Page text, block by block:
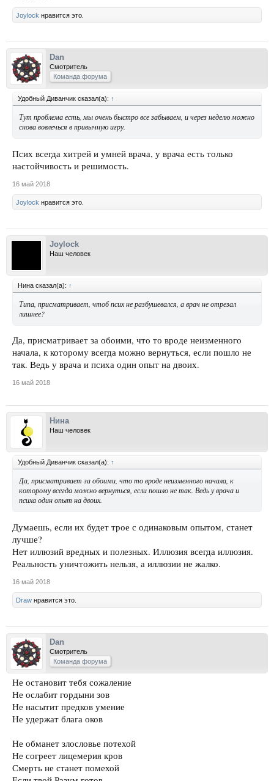
Joylock нравится это.
Dan
Смотритель
Команда форума
Удобный Диванчик сказал(а): ↑
Тут проблема есть, мы очень быстро все забываем, и через неделю можно
снова вовлечься в привычную игру.
Псих всегда хитрей и умней врача, у врача есть только
настойчивость и решимость.
16 май 2018
Joylock нравится это.
Joylock
Наш человек
Нина сказал(а): ↑
Типа, присматривает, чтоб псих не разбушевался, а врач не отрезал
лишнее?
Да, присматривает за обоими, что то вроде неизменного
начала, к которому всегда можно вернуться, если пошло не
так. Ведь у врача и психа один опыт на двоих.
16 май 2018
Нина
Наш человек
Удобный Диванчик сказал(а): ↑
Да, присматривает за обоими, что то вроде неизменного начала, к
которому всегда можно вернуться, если пошло не так. Ведь у врача и
психа один опыт на двоих.
Думаешь, если их будет трое с одинаковым опытом, станет
лучше?
Нет иллюзий вредных и полезных. Иллюзия всегда иллюзия.
Реальность уничтожить нельзя, а иллюзии не жалко.
16 май 2018
Draw нравится это.
Dan
Смотритель
Команда форума
Не остановит тебя сожаление
Не ослабит гордыни зов
Не насытит предков умение
Не удержат блага оков
Не обманет злословье потехой
Не согреет лицемерия кров
Смерть не станет помехой